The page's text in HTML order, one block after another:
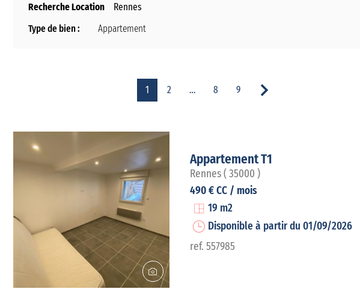
Recherche Location Rennes
Type de bien : Appartement
1 2 … 8 9
Appartement T1
Rennes ( 35000 )
490 € CC / mois
19 m2
Disponible à partir du 01/09/2026
ref. 557985